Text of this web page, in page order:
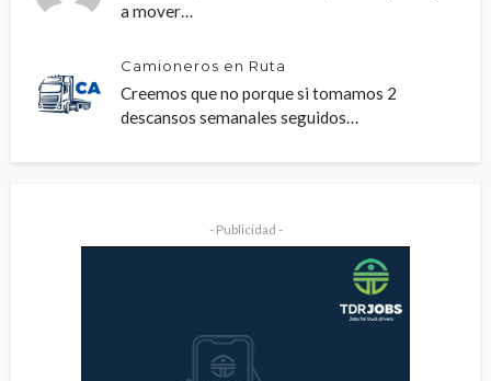
a mover…
Camioneros en Ruta
Creemos que no porque si tomamos 2
descansos semanales seguidos…
- Publicidad -